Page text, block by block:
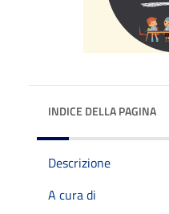
INDICE DELLA PAGINA
Descrizione
A cura di